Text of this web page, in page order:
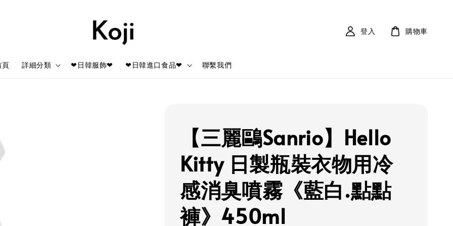
頁 詳細分類 ❤日韓服飾❤ ❤日韓進口食品❤ 聯繫我們
登入 購物車
【三麗鷗Sanrio】Hello
Kitty 日製瓶裝衣物用冷
感消臭噴霧《藍白.點點
褲》450ml